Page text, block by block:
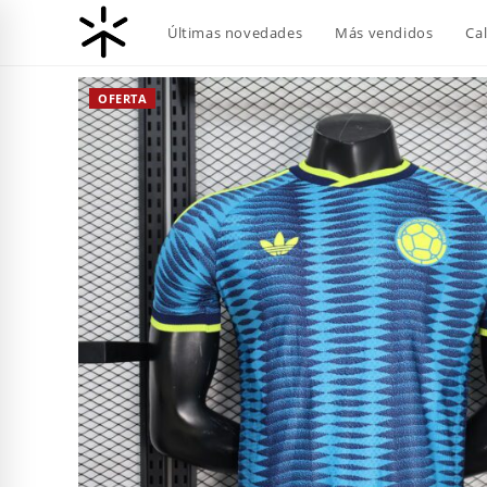
Últimas novedades Más vendidos
OFERTA